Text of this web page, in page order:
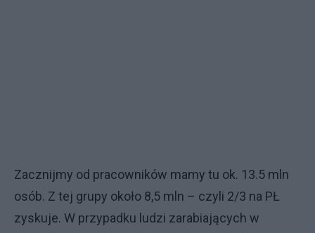
Zacznijmy od pracowników mamy tu ok. 13.5 mln
osób. Z tej grupy około 8,5 mln – czyli 2/3 na PŁ
zyskuje. W przypadku ludzi zarabiających w